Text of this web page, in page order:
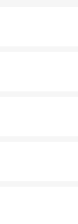
ーカーズは地元の